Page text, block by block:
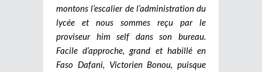
montons l’escalier de l’administration du
lycée et nous sommes reçu par le
proviseur him self dans son bureau.
Facile d’approche, grand et habillé en
Faso Dafani, Victorien Bonou, puisque